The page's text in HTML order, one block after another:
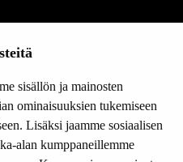
sisällön ja mainosten
ominaisuuksien tukemiseen
Lisäksi jaamme sosiaalisen
alan kumppaneillemme